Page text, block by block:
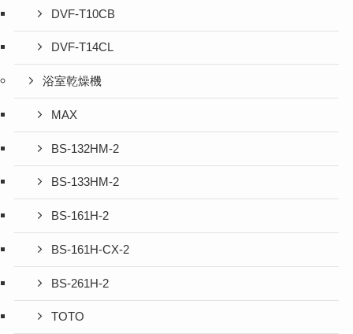
DVF-T10CB
DVF-T14CL
浴室乾燥機
MAX
BS-132HM-2
BS-133HM-2
BS-161H-2
BS-161H-CX-2
BS-261H-2
TOTO